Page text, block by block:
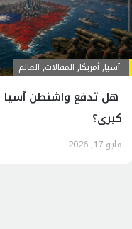
آسیا,أمريكا, المقالات, العالم
هل تدفع واشنطن آسيا
كبرى؟
مايو 17, 2026